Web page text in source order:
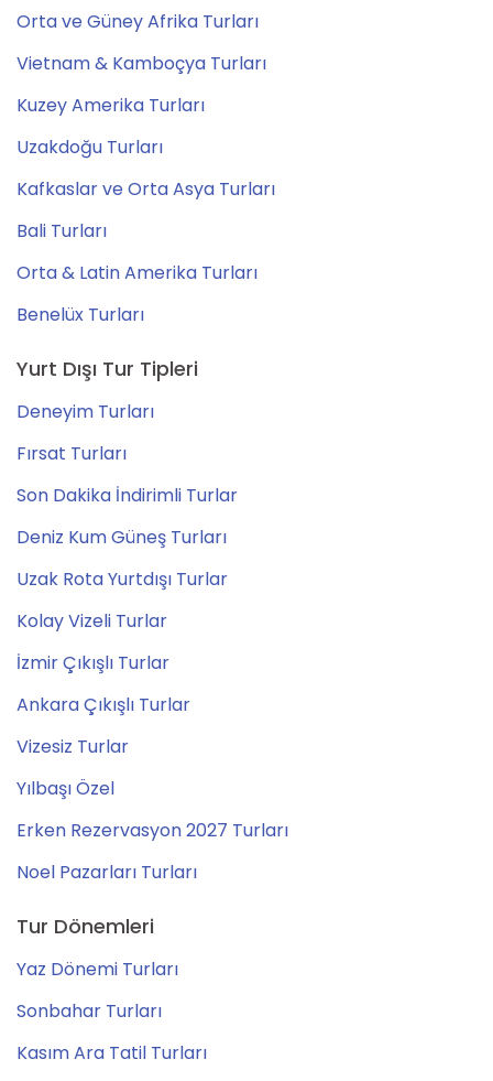
Orta ve Güney Afrika Turları
Vietnam & Kamboçya Turları
Kuzey Amerika Turları
Uzakdoğu Turları
Kafkaslar ve Orta Asya Turları
Bali Turları
Orta & Latin Amerika Turları
Benelüx Turları
Yurt Dışı Tur Tipleri
Deneyim Turları
Fırsat Turları
Son Dakika İndirimli Turlar
Deniz Kum Güneş Turları
Uzak Rota Yurtdışı Turlar
Kolay Vizeli Turlar
İzmir Çıkışlı Turlar
Ankara Çıkışlı Turlar
Vizesiz Turlar
Yılbaşı Özel
Erken Rezervasyon 2027 Turları
Noel Pazarları Turları
Tur Dönemleri
Yaz Dönemi Turları
Sonbahar Turları
Kasım Ara Tatil Turları